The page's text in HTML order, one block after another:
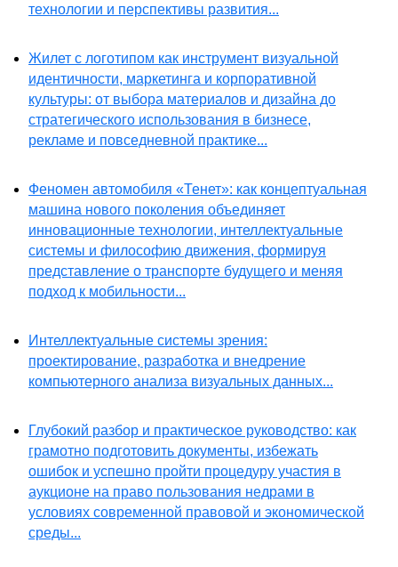
технологии и перспективы развития...
Жилет с логотипом как инструмент визуальной
идентичности, маркетинга и корпоративной
культуры: от выбора материалов и дизайна до
стратегического использования в бизнесе,
рекламе и повседневной практике...
Феномен автомобиля «Тенет»: как концептуальная
машина нового поколения объединяет
инновационные технологии, интеллектуальные
системы и философию движения, формируя
представление о транспорте будущего и меняя
подход к мобильности...
Интеллектуальные системы зрения:
проектирование, разработка и внедрение
компьютерного анализа визуальных данных...
Глубокий разбор и практическое руководство: как
грамотно подготовить документы, избежать
ошибок и успешно пройти процедуру участия в
аукционе на право пользования недрами в
условиях современной правовой и экономической
среды...